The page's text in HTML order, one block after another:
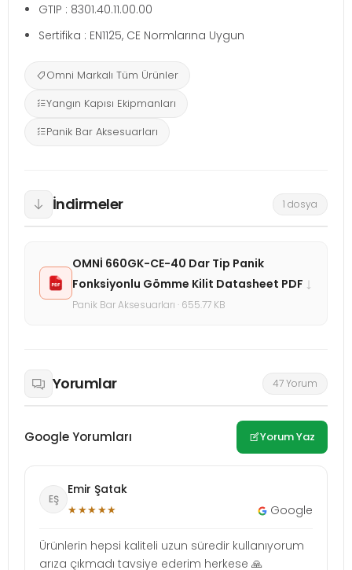
GTIP : 8301.40.11.00.00
Sertifika : EN1125, CE Normlarına Uygun
Omni Markalı Tüm Ürünler
Yangın Kapısı Ekipmanları
Panik Bar Aksesuarları
İndirmeler 1 dosya
OMNİ 660GK-CE-40 Dar Tip Panik
Fonksiyonlu Gömme Kilit Datasheet PDF
Panik Bar Aksesuarları · 655.77 KB
↓
Yorumlar 47 Yorum
Google Yorumları Yorum Yaz
EŞ
Emir Şatak
★★★★★ Google
Ürünlerin hepsi kaliteli uzun süredir kullanıyorum
arıza çıkmadı tavsiye ederim herkese 🙏